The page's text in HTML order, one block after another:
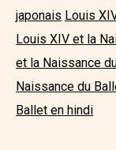
japonais Louis
Louis XIV et la
et la Naissance
Naissance du
Ballet en hindi